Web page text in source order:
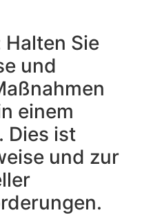
Sie
und
einem
Dies ist
und zur